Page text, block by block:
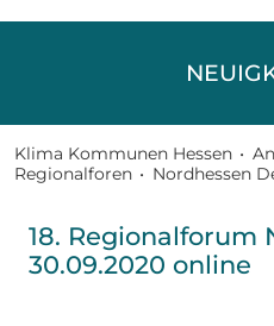
Klima Kommunen Hessen •
Regionalforen • Nordhessen
18. Regionalforum
30.09.2020 online